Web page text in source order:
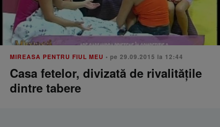
MIREASA PENTRU FIUL MEU • pe 29.09.2015 la 12:44
Casa fetelor, divizată de rivalitățile
dintre tabere